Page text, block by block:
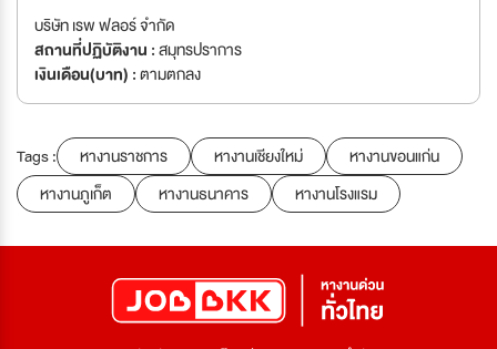
บริษัท เรพ ฟลอร์ จำกัด
สถานที่ปฏิบัติงาน :สมุทรปราการ
เงินเดือน(บาท) :ตามตกลง
Tags : หางานราชการ หางานเชียงใหม่
หางานขอนแก่น
หางานภูเก็ต
หางานธนาคาร หางานโรงแรม